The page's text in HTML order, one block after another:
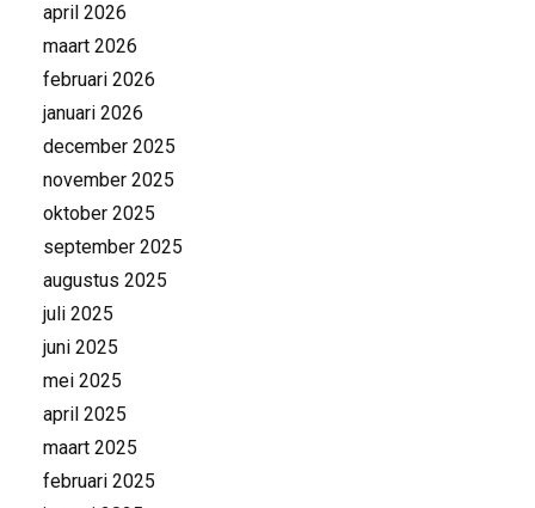
april 2026
maart 2026
februari 2026
januari 2026
december 2025
november 2025
oktober 2025
september 2025
augustus 2025
juli 2025
juni 2025
mei 2025
april 2025
maart 2025
februari 2025